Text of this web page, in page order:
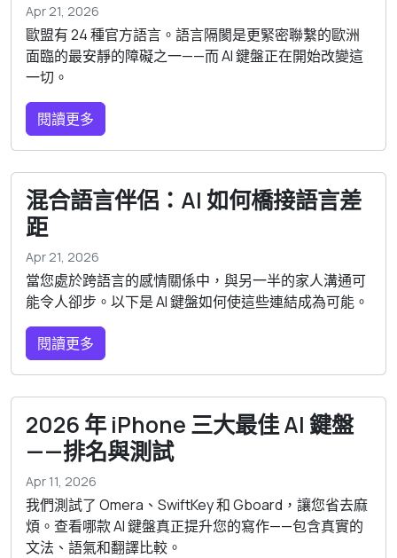
Apr 21, 2026
歐盟有 24 種官方語言。語言隔閡是更緊密聯繫的歐洲
面臨的最安靜的障礙之一——而 AI 鍵盤正在開始改變這
一切。
閱讀更多
混合語言伴侶：AI 如何橋接語言差
距
Apr 21, 2026
當您處於跨語言的感情關係中，與另一半的家人溝通可
能令人卻步。以下是 AI 鍵盤如何使這些連結成為可能。
閱讀更多
2026 年 iPhone 三大最佳 AI 鍵盤
——排名與測試
Apr 11, 2026
我們測試了 Omera、SwiftKey 和 Gboard，讓您省去麻
煩。查看哪款 AI 鍵盤真正提升您的寫作——包含真實的
文法、語氣和翻譯比較。